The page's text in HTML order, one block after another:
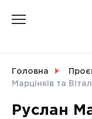
Головна
Марцінків та
Руслан